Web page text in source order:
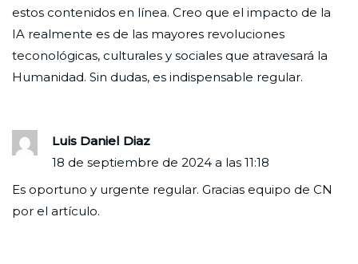
estos contenidos en línea. Creo que el impacto de la
IA realmente es de las mayores revoluciones
teconológicas, culturales y sociales que atravesará la
Humanidad. Sin dudas, es indispensable regular.
Luis Daniel Diaz
18 de septiembre de 2024 a las 11:18
Es oportuno y urgente regular. Gracias equipo de CN
por el artículo.